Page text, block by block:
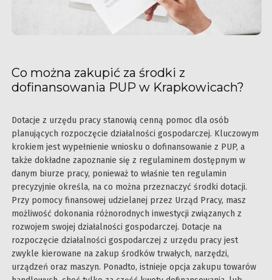
Co można zakupić za środki z
dofinansowania PUP w Krapkowicach?
Dotacje z urzędu pracy stanowią cenną pomoc dla osób
planujących rozpoczęcie działalności gospodarczej. Kluczowym
krokiem jest wypełnienie wniosku o dofinansowanie z PUP, a
także dokładne zapoznanie się z regulaminem dostępnym w
danym biurze pracy, ponieważ to właśnie ten regulamin
precyzyjnie określa, na co można przeznaczyć środki dotacji.
Przy pomocy finansowej udzielanej przez Urząd Pracy, masz
możliwość dokonania różnorodnych inwestycji związanych z
rozwojem swojej działalności gospodarczej. Dotacje na
rozpoczęcie działalności gospodarczej z urzędu pracy jest
zwykle kierowane na zakup środków trwałych, narzędzi,
urządzeń oraz maszyn. Ponadto, istnieje opcja zakupu towarów